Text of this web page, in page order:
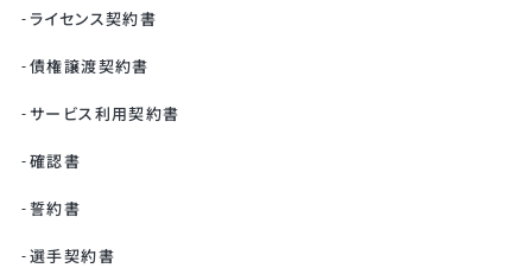
ライセンス契約書
債権譲渡契約書
サービス利用契約書
確認書
誓約書
選手契約書